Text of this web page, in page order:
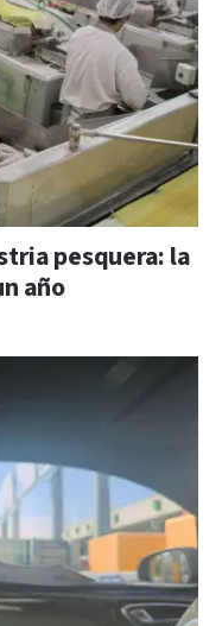
pesquera: la
año